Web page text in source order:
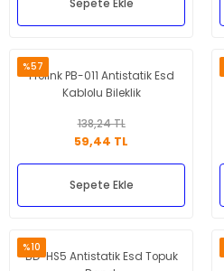
Sepete Ekle
%57
Prolink PB-011 Antistatik Esd
Kablolu Bileklik
138,24 TL
59,44 TL
Sepete Ekle
%10
BD-HS5 Antistatik Esd Topuk